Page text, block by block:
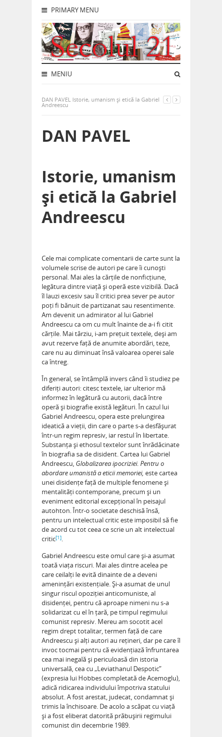
PRIMARY MENU
MENIU
DAN PAVEL Istorie, umanism și etică la Gabriel
Andreescu
DAN PAVEL
Istorie, umanism
și etică la Gabriel
Andreescu
Cele mai complicate comentarii de carte sunt la
volumele scrise de autori pe care îi cunoști
personal. Mai ales la cărțile de nonficțiune,
legătura dintre viață și operă este vizibilă. Dacă
îl lauzi excesiv sau îl critici prea sever pe autor
poți fi bănuit de partizanat sau resentimente.
Am devenit un admirator al lui Gabriel
Andreescu ca om cu mult înainte de a-i fi citit
cărțile. Mai târziu, i-am prețuit textele, deși am
avut rezerve față de anumite abordări, teze,
care nu au diminuat însă valoarea operei sale
ca întreg.
În general, se întâmplă invers când îi studiez pe
diferiți autori: citesc textele, iar ulterior mă
informez în legătură cu autorii, dacă între
operă și biografie există legături. În cazul lui
Gabriel Andreescu, opera este prelungirea
ideatică a vieții, din care o parte s-a desfășurat
într-un regim represiv, iar restul în libertate.
Substanța și ethosul textelor sunt înrădăcinate
în biografia sa de disident. Cartea lui Gabriel
Andreescu, Globalizarea ipocriziei. Pentru o
abordare umanistă a eticii memoriei, este cartea
unei disidențe față de multiple fenomene și
mentalități contemporane, precum și un
eveniment editorial excepțional în peisajul
autohton. Într-o societate deschisă însă,
pentru un intelectual critic este imposibil să fie
de acord cu tot ceea ce scrie un alt intelectual
critic[1].
Gabriel Andreescu este omul care și-a asumat
toată viața riscuri. Mai ales dintre acelea pe
care ceilalți le evită dinainte de a deveni
amenințări existențiale. Și-a asumat de unul
singur riscul opoziției anticomuniste, al
disidenței, pentru că aproape nimeni nu s-a
solidarizat cu el în țară, pe timpul regimului
comunist represiv. Mereu am socotit acel
regim drept totalitar, termen față de care
Andreescu și alți autori au rețineri, dar pe care îl
invoc tocmai pentru că evidențiază înfruntarea
cea mai inegală și periculoasă din istoria
universală, cea cu „Leviathanul Despotic”
(expresia lui Hobbes completată de Acemoglu),
adică ridicarea individului împotriva statului
absolut. A fost arestat, judecat, condamnat și
trimis la închisoare. De acolo a scăpat cu viață
și a fost eliberat datorită prăbușirii regimului
comunist din decembrie 1989.